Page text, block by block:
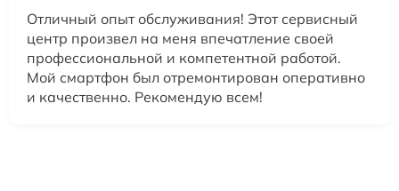
Отличный опыт обслуживания! Этот сервисный
центр произвел на меня впечатление своей
профессиональной и компетентной работой.
Мой смартфон был отремонтирован оперативно
и качественно. Рекомендую всем!